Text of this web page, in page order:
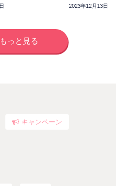
2023年12月13日
っと見る
キャンペーン